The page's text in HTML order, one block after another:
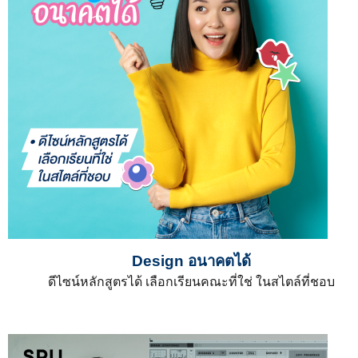
Design อนาคตได้
ดีไซน์หลักสูตรได้ เลือกเรียนคณะที่ใช่ ในสไตล์ที่ชอบ